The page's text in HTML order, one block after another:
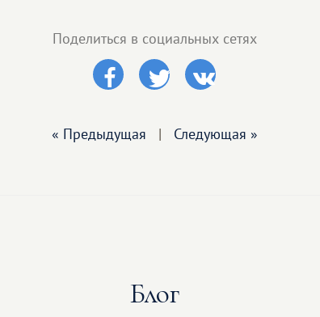
Поделиться в социальных сетях
« Предыдущая | Следующая »
Блог